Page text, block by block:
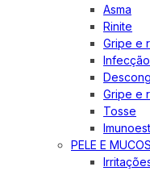
Asma
Rinite
Gripe e
Gripe e
Tosse
PELE E